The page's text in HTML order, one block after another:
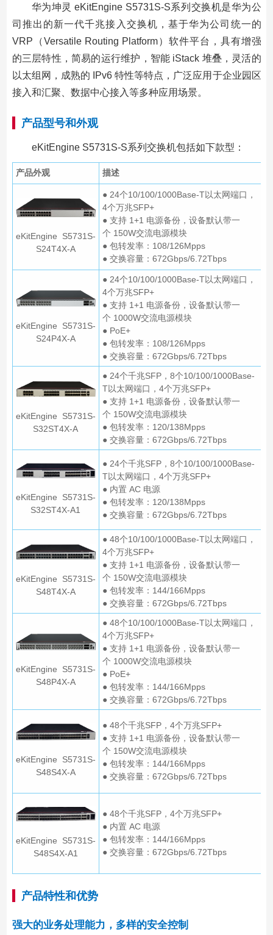
华为坤灵 eKitEngine S5731S-S系列交换机是华为公
司推出的新一代千兆接入交换机，基于华为公司统一的
VRP（Versatile Routing Platform）软件平台，具有增强
的三层特性，简易的运行维护，智能 iStack 堆叠，灵活的
以太组网，成熟的 IPv6 特性等特点，广泛应用于企业园区
接入和汇聚、数据中心接入等多种应用场景。
产品型号和外观
eKitEngine S5731S-S系列交换机包括如下款型：
产品外观 描述
eKitEngine S5731S-
S24T4X-A
● 24个10/100/1000Base-T以太网端口，
4个万兆SFP+
● 支持 1+1 电源备份，设备默认带一
个 150W交流电源模块
● 包转发率：108/126Mpps
● 交换容量：672Gbps/6.72Tbps
eKitEngine S5731S-
S24P4X-A
● 24个10/100/1000Base-T以太网端口，
4个万兆SFP+
● 支持 1+1 电源备份，设备默认带一
个 1000W交流电源模块
● PoE+
● 包转发率：108/126Mpps
● 交换容量：672Gbps/6.72Tbps
eKitEngine S5731S-
S32ST4X-A
● 24个千兆SFP，8个10/100/1000Base-
T以太网端口，4个万兆SFP+
● 支持 1+1 电源备份，设备默认带一
个 150W交流电源模块
● 包转发率：120/138Mpps
● 交换容量：672Gbps/6.72Tbps
eKitEngine S5731S-
S32ST4X-A1
● 24个千兆SFP，8个10/100/1000Base-
T以太网端口，4个万兆SFP+
● 内置 AC 电源
● 包转发率：120/138Mpps
● 交换容量：672Gbps/6.72Tbps
eKitEngine S5731S-
S48T4X-A
● 48个10/100/1000Base-T以太网端口，
4个万兆SFP+
● 支持 1+1 电源备份，设备默认带一
个 150W交流电源模块
● 包转发率：144/166Mpps
● 交换容量：672Gbps/6.72Tbps
eKitEngine S5731S-
S48P4X-A
● 48个10/100/1000Base-T以太网端口，
4个万兆SFP+
● 支持 1+1 电源备份，设备默认带一
个 1000W交流电源模块
● PoE+
● 包转发率：144/166Mpps
● 交换容量：672Gbps/6.72Tbps
eKitEngine S5731S-
S48S4X-A
● 48个千兆SFP，4个万兆SFP+
● 支持 1+1 电源备份，设备默认带一
个 150W交流电源模块
● 包转发率：144/166Mpps
● 交换容量：672Gbps/6.72Tbps
eKitEngine S5731S-
S48S4X-A1
● 48个千兆SFP，4个万兆SFP+
● 内置 AC 电源
● 包转发率：144/166Mpps
● 交换容量：672Gbps/6.72Tbps
产品特性和优势
强大的业务处理能力，多样的安全控制